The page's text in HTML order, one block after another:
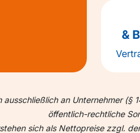
&
an Unternehmer (§
öffentlich-rechtliche
sich als Nettopreise zzgl.